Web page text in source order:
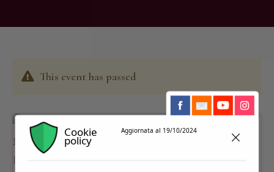
This event has passed
Cookie
policy
Aggiornata al 19/10/2024